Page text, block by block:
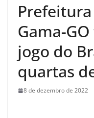
Gama-
jogo do
quartas
8 de dezembro de 2022